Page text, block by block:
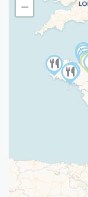
−